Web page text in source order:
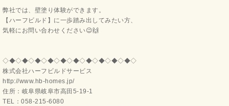
弊社では、壁塗り体験ができます。
【ハーフビルド】に一歩踏み出してみたい方、
気軽にお問い合わせください😉🙌
◇◆◇◆◇◆◇◆◇◆◇◆◇◆◇◆◇◆◇◆◇
株式会社ハーフビルドサービス
http://www.hb-homes.jp/
住所：岐阜県岐阜市高田5-19-1
TEL：058-215-6080